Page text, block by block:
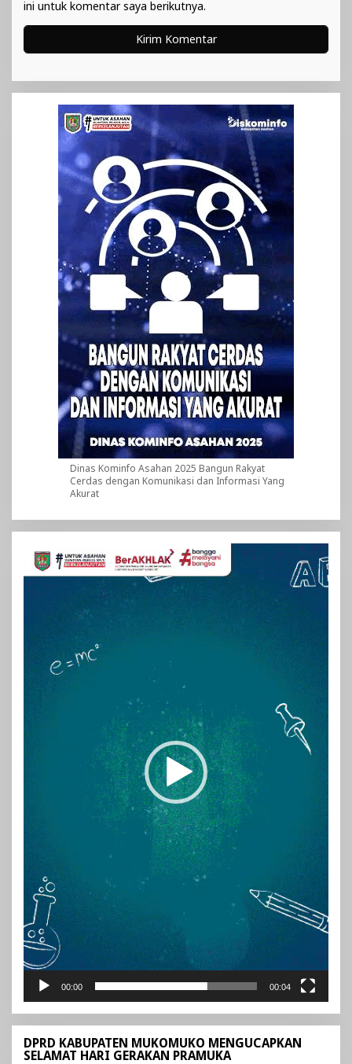
ini untuk komentar saya berikutnya.
Dinas Kominfo Asahan 2025 Bangun Rakyat
Cerdas dengan Komunikasi dan Informasi Yang
Akurat
Pemutar
Video
00:00 00:04
DPRD KABUPATEN MUKOMUKO MENGUCAPKAN
SELAMAT HARI GERAKAN PRAMUKA